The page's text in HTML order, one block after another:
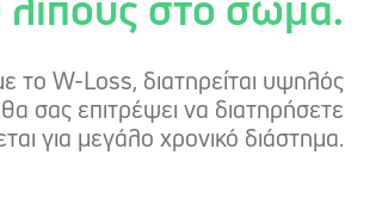
το W-Loss, διατηρείται υψηλός
σας επιτρέψει να διατηρήσετε
για μεγάλο χρονικό διάστημα.